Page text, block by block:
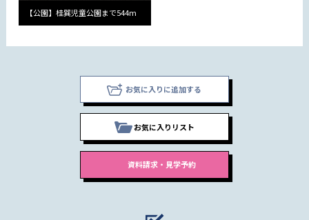
【公園】桂巽児童公園まで544m
お気に入りに追加する
お気に入りリスト